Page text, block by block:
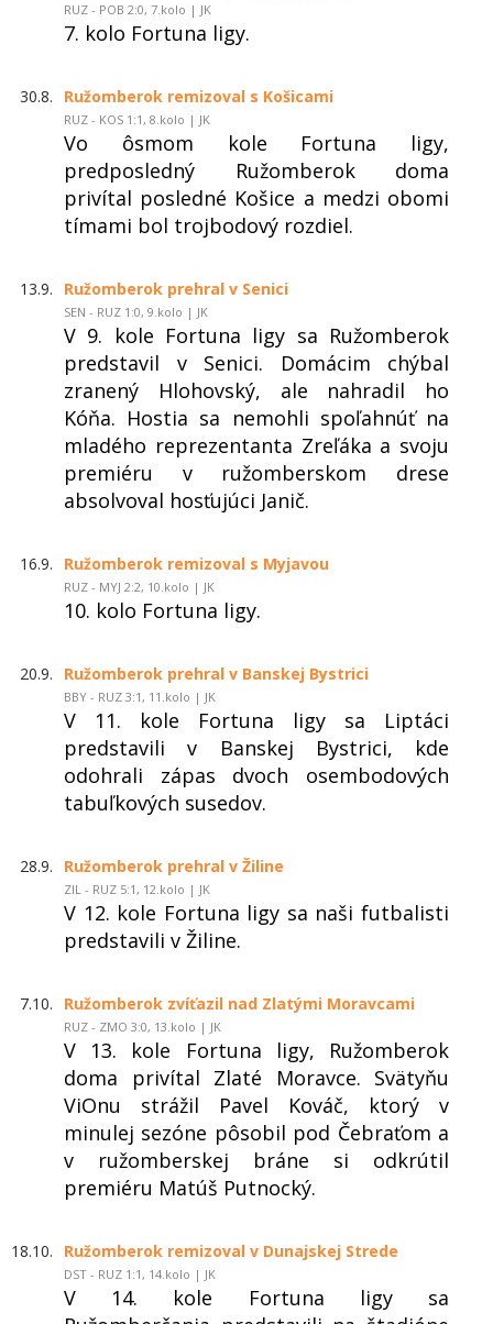
RUZ - POB 2:0, 7.kolo | JK
7. kolo Fortuna ligy.
30.8. Ružomberok remizoval s Košicami
RUZ - KOS 1:1, 8.kolo | JK
Vo ôsmom kole Fortuna ligy,
predposledný Ružomberok doma
privítal posledné Košice a medzi obomi
tímami bol trojbodový rozdiel.
13.9. Ružomberok prehral v Senici
SEN - RUZ 1:0, 9.kolo | JK
V 9. kole Fortuna ligy sa Ružomberok
predstavil v Senici. Domácim chýbal
zranený Hlohovský, ale nahradil ho
Kóňa. Hostia sa nemohli spoľahnúť na
mladého reprezentanta Zreľáka a svoju
premiéru v ružomberskom drese
absolvoval hosťujúci Janič.
16.9. Ružomberok remizoval s Myjavou
RUZ - MYJ 2:2, 10.kolo | JK
10. kolo Fortuna ligy.
20.9. Ružomberok prehral v Banskej Bystrici
BBY - RUZ 3:1, 11.kolo | JK
V 11. kole Fortuna ligy sa Liptáci
predstavili v Banskej Bystrici, kde
odohrali zápas dvoch osembodových
tabuľkových susedov.
28.9. Ružomberok prehral v Žiline
ZIL - RUZ 5:1, 12.kolo | JK
V 12. kole Fortuna ligy sa naši futbalisti
predstavili v Žiline.
7.10. Ružomberok zvíťazil nad Zlatými Moravcami
RUZ - ZMO 3:0, 13.kolo | JK
V 13. kole Fortuna ligy, Ružomberok
doma privítal Zlaté Moravce. Svätyňu
ViOnu strážil Pavel Kováč, ktorý v
minulej sezóne pôsobil pod Čebraťom a
v ružomberskej bráne si odkrútil
premiéru Matúš Putnocký.
18.10. Ružomberok remizoval v Dunajskej Strede
DST - RUZ 1:1, 14.kolo | JK
V 14. kole Fortuna ligy sa